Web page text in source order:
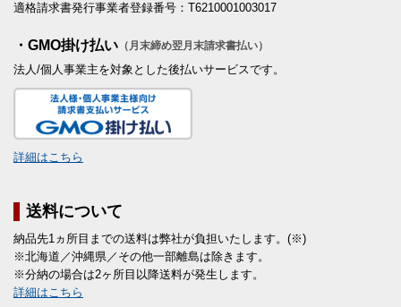
適格請求書発行事業者登録番号：T6210001003017
・GMO掛け払い （月末締め翌月末請求書払い）
法人/個人事業主を対象とした後払いサービスです。
詳細はこちら
送料について
納品先1ヵ所目までの送料は弊社が負担いたします。(※)
※北海道／沖縄県／その他一部離島は除きます。
※分納の場合は2ヶ所目以降送料が発生します。
詳細はこちら